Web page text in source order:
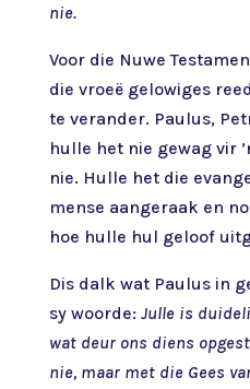
nie.
Voor die Nuwe
die vroeë gelowiges
te verander. Paulus,
hulle het nie gewag vir
nie. Hulle het die
mense aangeraak en
hoe hulle hul geloof
Dis dalk wat Paulus in
sy woorde: Julle is
wat deur ons diens
nie, maar met die Gees